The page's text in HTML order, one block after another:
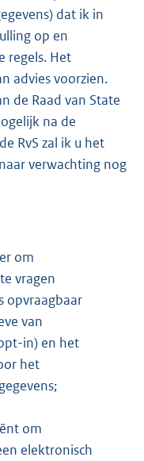
dat ik in
op en
regels. Het
advies voorzien.
de Raad van State
na de
RvS zal ik u het
verwachting nog
om
vragen
opvraagbaar
van
in) en het
het
om
elektronisch